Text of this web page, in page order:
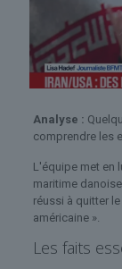
Analyse :
comprendre les
L'équipe met en
maritime
réussi à quitter
américaine ».
Les faits